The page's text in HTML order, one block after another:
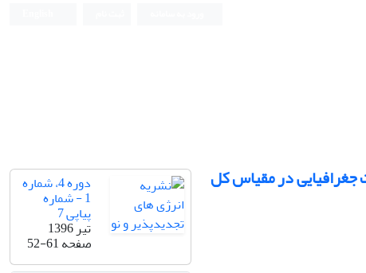
جغرافیایی در مقیاس کل دوره 4، شماره
1 - شماره
پیاپی 7
تیر 1396
صفحه52-61